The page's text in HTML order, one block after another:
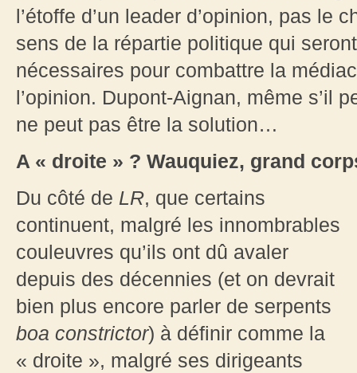
l’étoffe d’un leader d’opinion, pas le
sens de la répartie politique qui
nécessaires pour combattre la
l’opinion. Dupont-Aignan, même s’il
ne peut pas être la solution…
A « droite » ? Wauquiez, grand
Du côté de LR, que certains
continuent, malgré les innombrables
couleuvres qu’ils ont dû avaler
depuis des décennies (et on devrait
bien plus encore parler de serpents
boa constrictor) à définir comme la
« droite », malgré ses dirigeants